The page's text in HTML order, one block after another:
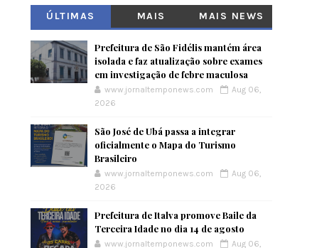
ÚLTIMAS
MAIS
MAIS NEWS
Prefeitura de São Fidélis mantém área
isolada e faz atualização sobre exames
em investigação de febre maculosa
www.jornaltemponews.com
Aug 06,
2026
São José de Ubá passa a integrar
oficialmente o Mapa do Turismo
Brasileiro
www.jornaltemponews.com
Aug 06,
2026
Prefeitura de Italva promove Baile da
Terceira Idade no dia 14 de agosto
www.jornaltemponews.com
Aug 06,